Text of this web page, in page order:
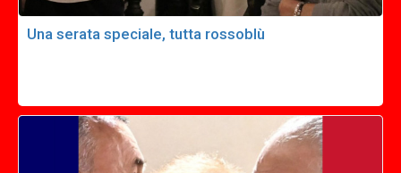
Una serata speciale, tutta rossoblù